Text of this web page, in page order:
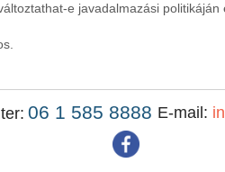
e javadalmazási
06 1 585 8888 E-mail: